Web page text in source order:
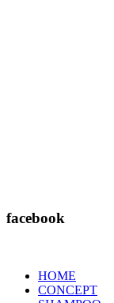
facebook
HOME
CONCEPT